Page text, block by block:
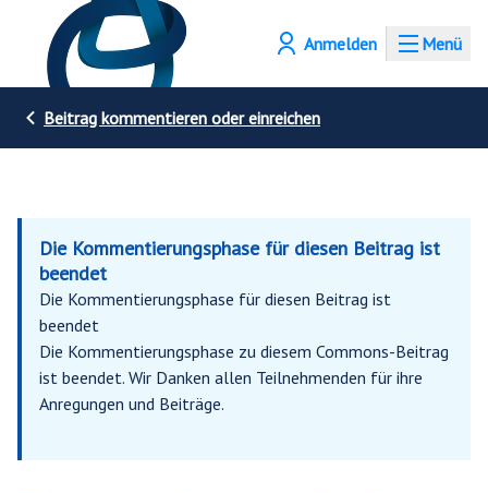
Menü
Anmelden
Beitrag kommentieren oder einreichen
Die Kommentierungsphase für diesen Beitrag ist
beendet
Die Kommentierungsphase für diesen Beitrag ist
beendet
Die Kommentierungsphase zu diesem Commons-Beitrag
ist beendet. Wir Danken allen Teilnehmenden für ihre
Anregungen und Beiträge.